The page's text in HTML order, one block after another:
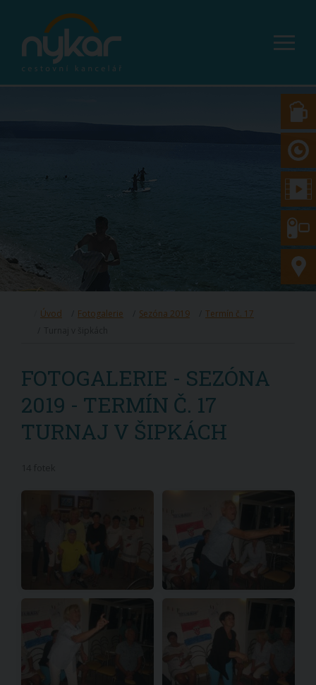
Úvod Fotogalerie Sezóna 2019
Termín č. 17
FOTOGALERIE - SEZÓNA
2019 - TERMÍN Č. 17
TURNAJ V ŠIPKÁCH